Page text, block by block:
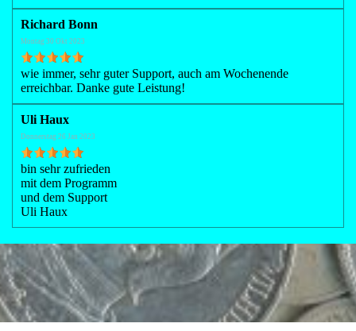
Richard Bonn
Montag 30 Okt 2023
wie immer, sehr guter Support, auch am Wochenende
erreichbar. Danke gute Leistung!
Uli Haux
Donnerstag 26 Jan 2023
bin sehr zufrieden
mit dem Programm
und dem Support
Uli Haux
Zurück zum Seiteninhalt